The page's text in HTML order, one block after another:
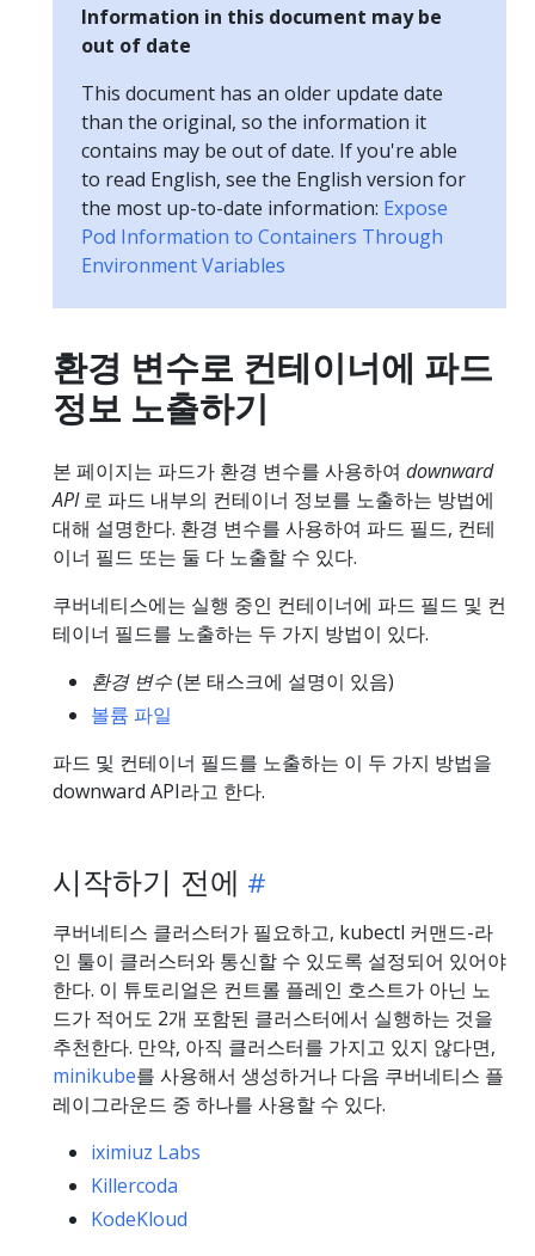
Information in this document may be
out of date
This document has an older update date
than the original, so the information it
contains may be out of date. If you're able
to read English, see the English version for
the most up-to-date information: Expose
Pod Information to Containers Through
Environment Variables
환경 변수로 컨테이너에 파드
정보 노출하기
본 페이지는 파드가 환경 변수를 사용하여 downward
API로 파드 내부의 컨테이너 정보를 노출하는 방법에
대해 설명한다. 환경 변수를 사용하여 파드 필드, 컨테
이너 필드 또는 둘 다 노출할 수 있다.
쿠버네티스에는 실행 중인 컨테이너에 파드 필드 및 컨
테이너 필드를 노출하는 두 가지 방법이 있다.
환경 변수(본 태스크에 설명이 있음)
볼륨 파일
파드 및 컨테이너 필드를 노출하는 이 두 가지 방법을
downward API라고 한다.
시작하기 전에
쿠버네티스 클러스터가 필요하고, kubectl 커맨드-라
인 툴이 클러스터와 통신할 수 있도록 설정되어 있어야
한다. 이 튜토리얼은 컨트롤 플레인 호스트가 아닌 노
드가 적어도 2개 포함된 클러스터에서 실행하는 것을
추천한다. 만약, 아직 클러스터를 가지고 있지 않다면,
minikube를 사용해서 생성하거나 다음 쿠버네티스 플
레이그라운드 중 하나를 사용할 수 있다.
iximiuz Labs
Killercoda
KodeKloud